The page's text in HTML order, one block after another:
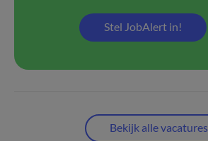
Stel JobAlert in!
Bekijk alle vacatures